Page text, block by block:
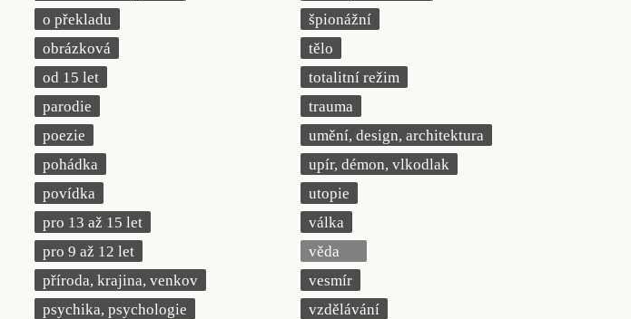
o překladu
obrázková
od 15 let
parodie
poezie
pohádka
povídka
pro 13 až 15 let
pro 9 až 12 let
příroda, krajina, venkov
psychika, psychologie
špionážní
tělo
totalitní režim
trauma
umění, design, architektura
upír, démon, vlkodlak
utopie
válka
věda
vesmír
vzdělávání